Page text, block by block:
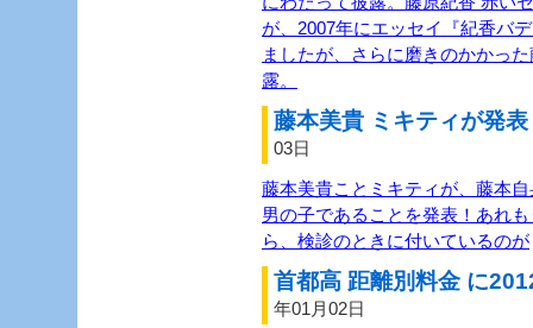
が、2007年にエッセイ『紀香バ
ましたが、さらに磨きのかかっ
露。
藤本美貴 ミキティが発
03日
藤本美貴ことミキティが、藤本
男の子であることを発表！あれ
ら、検診のときに付いているのが
首都高 距離別料金 に
年01月02日